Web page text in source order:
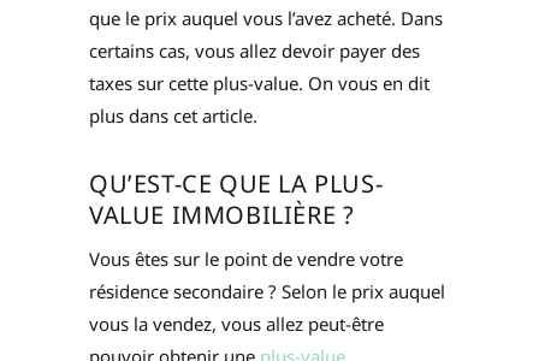
que le prix auquel vous l’avez acheté. Dans
certains cas, vous allez devoir payer des
taxes sur cette plus-value. On vous en dit
plus dans cet article.
QU’EST-CE QUE LA PLUS-
VALUE IMMOBILIÈRE ?
Vous êtes sur le point de vendre votre
résidence secondaire ? Selon le prix auquel
vous la vendez, vous allez peut-être
pouvoir obtenir une plus-value